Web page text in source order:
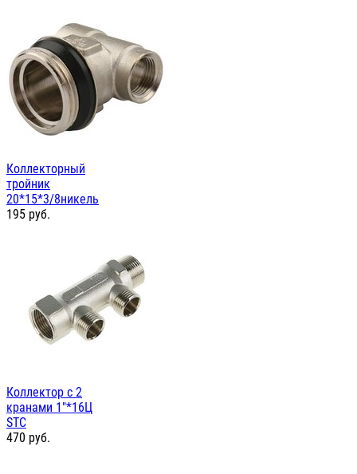
Коллекторный
тройник
20*15*3/8никель
195 руб.
Коллектор с 2
кранами 1"*16Ц
STC
470 руб.